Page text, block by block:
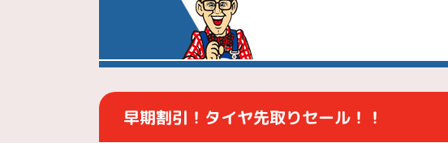
早期割引！タイヤ先取りセール！！